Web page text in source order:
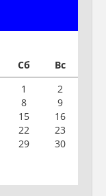
Сб
Вс
1
2
8
9
15
16
22
23
29
30